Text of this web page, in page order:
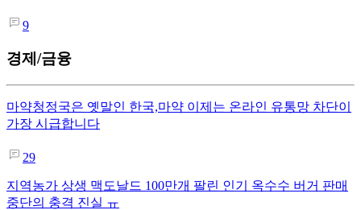
9
경제/금융
마약청정국은 옛말인 한국,마약 이제는 온라인 유통망 차단이
가장 시급합니다
29
지역농가 상생 맥도날드 100만개 팔린 인기 옥수수 버거 판매
중단의 충격 진실 ㅠ